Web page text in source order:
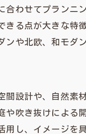
わせてプラン
る点が大きな
ンや北欧、和モ
設計や、自然素
吹き抜けによる
し、イメージを